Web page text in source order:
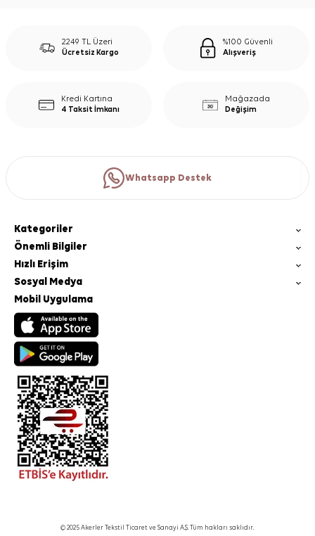
2249 TL Üzeri
Ücretsiz Kargo
%100 Güvenli
Alışveriş
Kredi Kartına
4 Taksit İmkanı
Mağazada
Değişim
Whatsapp Destek
Kategoriler
Önemli Bilgiler
Hızlı Erişim
Sosyal Medya
Mobil Uygulama
© 2025 Akerler Tekstil Ticaret ve Sanayi A.Ş. Tüm hakları saklıdır.